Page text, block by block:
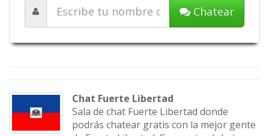
Chatear
Chat Fuerte Libertad
Sala de chat Fuerte Libertad donde
podrás chatear gratis con la mejor gente